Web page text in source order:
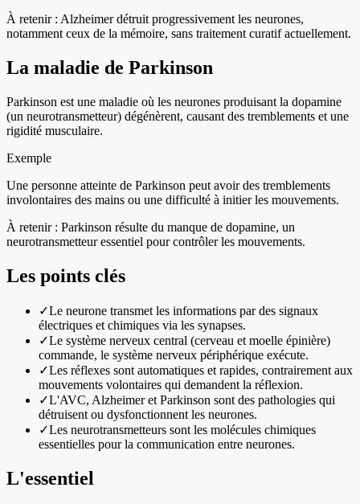
À retenir : Alzheimer détruit progressivement les neurones,
notamment ceux de la mémoire, sans traitement curatif actuellement.
La maladie de Parkinson
Parkinson est une maladie où les neurones produisant la dopamine
(un neurotransmetteur) dégénèrent, causant des tremblements et une
rigidité musculaire.
Exemple
Une personne atteinte de Parkinson peut avoir des tremblements
involontaires des mains ou une difficulté à initier les mouvements.
À retenir : Parkinson résulte du manque de dopamine, un
neurotransmetteur essentiel pour contrôler les mouvements.
Les points clés
✓Le neurone transmet les informations par des signaux
électriques et chimiques via les synapses.
✓Le système nerveux central (cerveau et moelle épinière)
commande, le système nerveux périphérique exécute.
✓Les réflexes sont automatiques et rapides, contrairement aux
mouvements volontaires qui demandent la réflexion.
✓L'AVC, Alzheimer et Parkinson sont des pathologies qui
détruisent ou dysfonctionnent les neurones.
✓Les neurotransmetteurs sont les molécules chimiques
essentielles pour la communication entre neurones.
L'essentiel